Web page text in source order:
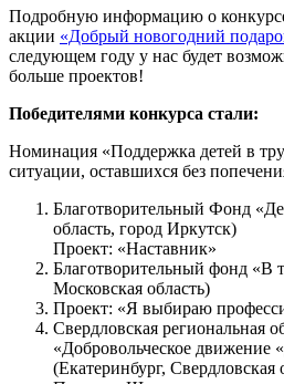
Подробную информацию о
акции «Добрый новогодний
следующем году у нас будет
больше проектов!
Победителями конкурса стали:
Номинация «Поддержка детей в
ситуации, оставшихся без
Благотворительный Фонд
область, город Иркутск)
Проект: «Наставник»
Благотворительный фонд «В
Московская область)
Проект: «Я выбираю
Свердловская региональная
«Добровольческое движение
(Екатеринбург, Свердловская